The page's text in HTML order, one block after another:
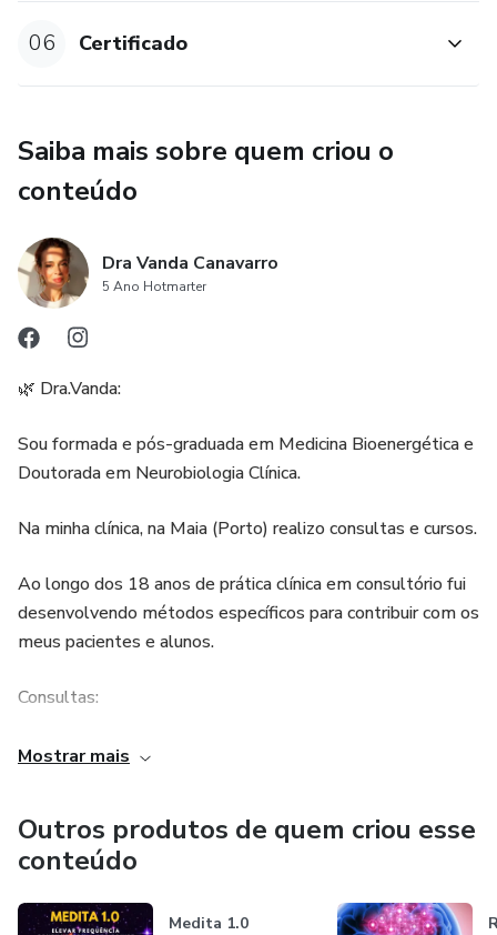
06 Certificado
Saiba mais sobre quem criou o
conteúdo
Dra Vanda Canavarro
5 Ano Hotmarter
🌿 Dra.Vanda:
Sou formada e pós-graduada em Medicina Bioenergética e
Doutorada em Neurobiologia Clínica.
Na minha clínica, na Maia (Porto) realizo consultas e cursos.
Ao longo dos 18 anos de prática clínica em consultório fui
desenvolvendo métodos específicos para contribuir com os
meus pacientes e alunos.
Consultas:
• Medicina Oriental | Acupuntura Clínica
• Medicina Quântica
• Barras de Access®
Mostrar mais
Outros produtos de quem criou esse
conteúdo
Medita 1.0